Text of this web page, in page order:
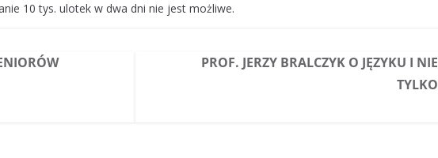
10 tys. ulotek w dwa dni nie jest możliwe.
PROF. JERZY BRALCZYK O JĘZYKU I NIE
TYLKO